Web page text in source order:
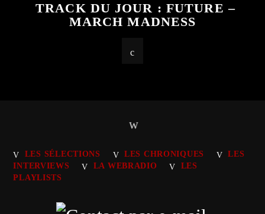
TRACK DU JOUR : FUTURE –
MARCH MADNESS
LES SÉLECTIONS LES CHRONIQUES
LES
INTERVIEWS
LA WEBRADIO
LES
PLAYLISTS